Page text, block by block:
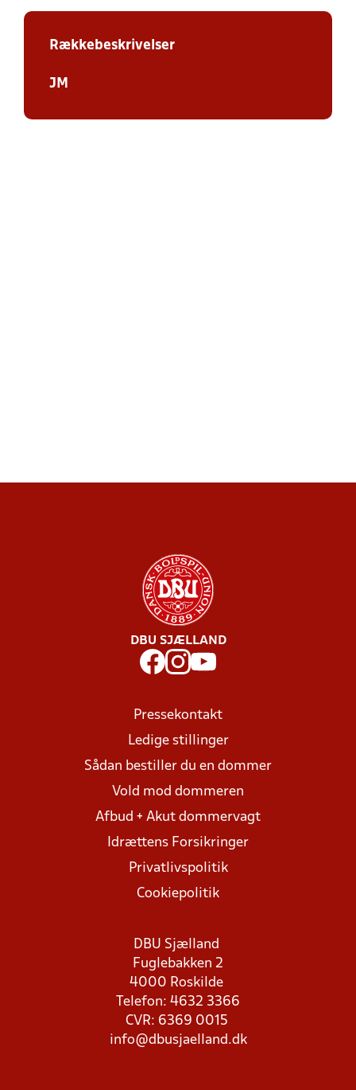
Rækkebeskrivelser
JM
DBU SJÆLLAND
Pressekontakt
Ledige stillinger
Sådan bestiller du en dommer
Vold mod dommeren
Afbud + Akut dommervagt
Idrættens Forsikringer
Privatlivspolitik
Cookiepolitik
DBU Sjælland
Fuglebakken 2
4000 Roskilde
Telefon: 4632 3366
CVR: 6369 0015
info@dbusjaelland.dk